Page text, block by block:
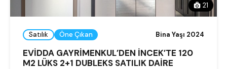
21
Satılık Öne Çıkan Bina Yaşı 2024
EVİDDA GAYRİMENKUL’DEN İNCEK’TE 120
M2 LÜKS 2+1 DUBLEKS SATILIK DAİRE